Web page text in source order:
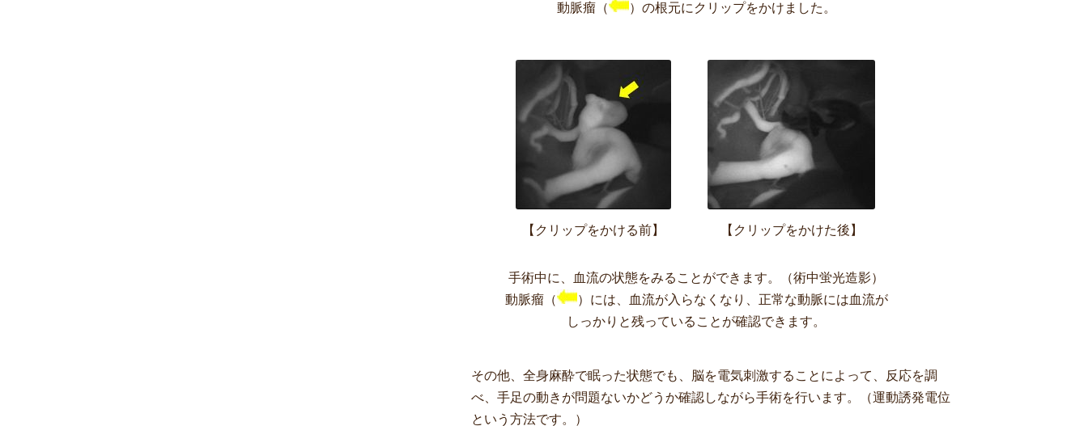
動脈瘤（
）の根元にクリップをかけました。
【クリップをかける前】 【クリップをかけた後】
手術中に、血流の状態をみることができます。（術中蛍光造影）
動脈瘤（
）には、血流が入らなくなり、正常な動脈には血流が
しっかりと残っていることが確認できます。
その他、全身麻酔で眠った状態でも、脳を電気刺激することによって、反応を調
べ、手足の動きが問題ないかどうか確認しながら手術を行います。（運動誘発電位
という方法です。）